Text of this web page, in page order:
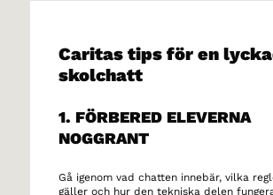
Caritas tips för en
skolchatt
1. FÖRBERED ELEVERNA
NOGGRANT
Gå igenom vad chatten innebär, vilka
gäller och hur den tekniska delen